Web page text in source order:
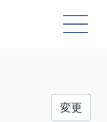
変更